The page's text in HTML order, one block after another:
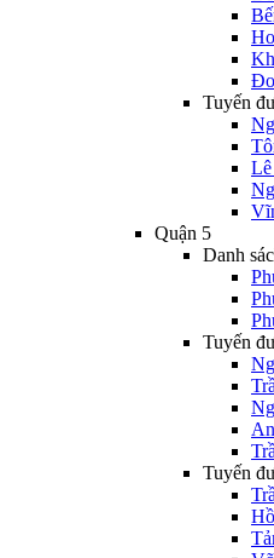
Tuyến
Quận 5
Danh
Tuyến
Tuyến